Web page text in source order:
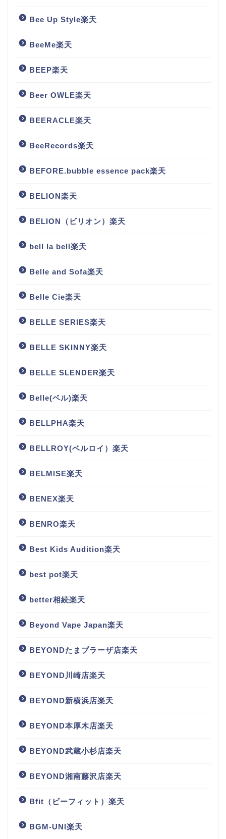
Bee Up Style楽天
BeeMe楽天
BEEP楽天
Beer OWLE楽天
BEERACLE楽天
BeeRecords楽天
BEFORE.bubble essence pack楽天
BELION楽天
BELION（ビリオン）楽天
bell la bell楽天
Belle and Sofa楽天
Belle Cie楽天
BELLE SERIES楽天
BELLE SKINNY楽天
BELLE SLENDER楽天
Belle(ベル)楽天
BELLPHA楽天
BELLROY(ベルロイ）楽天
BELMISE楽天
BENEX楽天
BENRO楽天
Best Kids Audition楽天
best pot楽天
better相続楽天
Beyond Vape Japan楽天
BEYONDたまプラーザ店楽天
BEYOND川崎店楽天
BEYOND新横浜店楽天
BEYOND本厚木店楽天
BEYOND武蔵小杉店楽天
BEYOND湘南藤沢店楽天
Bfit（ビーフィット）楽天
BGM‐UNI楽天